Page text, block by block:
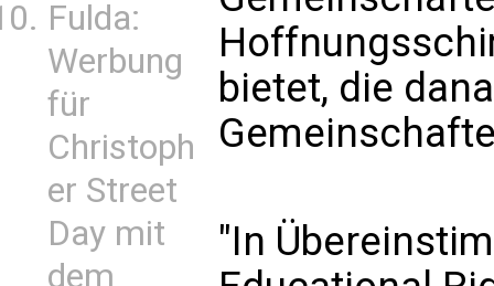
Fulda:
Werbung
für
Christoph
er Street
Day mit
dem
bietet, die
"In